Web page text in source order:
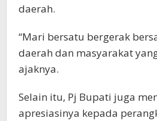
daerah.
“Mari bersatu bergerak
daerah dan masyarakat
ajaknya.
Selain itu, Pj Bupati juga
apresiasinya kepada